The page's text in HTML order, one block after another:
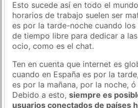
Esto sucede así en todo el
horarios de trabajo suelen ser
es por la tarde-noche cuando los
de tiempo libre para dedicar a
ocio, como es el chat.
Ten en cuenta que internet es
cuando en España es por la
es por la mañana, por la noche,
Debido a esto,siempre es
usuarios conectados de países